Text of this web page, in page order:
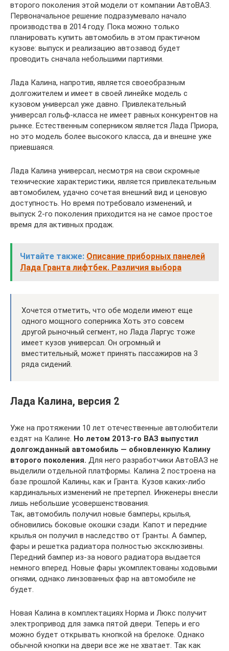
второго поколения этой модели от компании АвтоВАЗ.
Первоначальное решение подразумевало начало
производства в 2014 году. Пока можно только
планировать купить автомобиль в этом практичном
кузове: выпуск и реализацию автозавод будет
проводить сначала небольшими партиями.
Лада Калина, напротив, является своеобразным
долгожителем и имеет в своей линейке модель с
кузовом универсал уже давно. Привлекательный
универсал гольф-класса не имеет равных конкурентов на
рынке. Естественным соперником является Лада Приора,
но это модель более высокого класса, да и внешне уже
приевшаяся.
Лада Калина универсал, несмотря на свои скромные
технические характеристики, является привлекательным
автомобилем, удачно сочетая внешний вид и ценовую
доступность. Но время потребовало изменений, и
выпуск 2-го поколения приходится на не самое простое
время для активных продаж.
Читайте также: Описание приборных панелей
Лада Гранта лифтбек. Различия выбора
Хочется отметить, что обе модели имеют еще
одного мощного соперника Хоть это совсем
другой рыночный сегмент, но Лада Ларгус тоже
имеет кузов универсал. Он огромный и
вместительный, может принять пассажиров на 3
ряда сидений.
Лада Калина, версия 2
Уже на протяжении 10 лет отечественные автолюбители
ездят на Калине. Но летом 2013-го ВАЗ выпустил
долгожданный автомобиль — обновленную Калину
второго поколения. Для него разработчики АвтоВАЗ не
выделили отдельной платформы. Калина 2 построена на
базе прошлой Калины, как и Гранта. Кузов каких-либо
кардинальных изменений не претерпел. Инженеры внесли
лишь небольшие усовершенствования.
Так, автомобиль получил новые бамперы, крылья,
обновились боковые окошки сзади. Капот и передние
крылья он получил в наследство от Гранты. А бампер,
фары и решетка радиатора полностью эксклюзивны.
Передний бампер из-за нового радиатора выдается
немного вперед. Новые фары укомплектованы ходовыми
огнями, однако линзованных фар на автомобиле не
будет.
Новая Калина в комплектациях Норма и Люкс получит
электропривод для замка пятой двери. Теперь и его
можно будет открывать кнопкой на брелоке. Однако
обычной кнопки на двери все же не хватает. Так как